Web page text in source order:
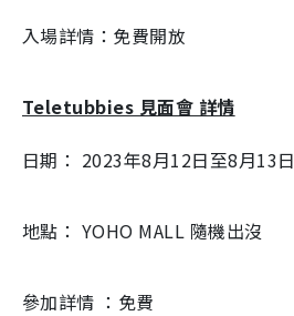
入場詳情：免費開放
Teletubbies 見面會 詳情
日期： 2023年8月12日至8月13日
地點： YOHO MALL 隨機出沒
參加詳情 ：免費